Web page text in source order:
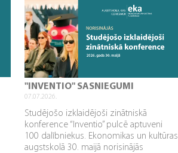
"INVENTIO" SASNIEGUMI
07.07.2026.
Studējošo izklaidējoši zinātniskā
konference “Inventio” pulcē aptuveni
100 dalībniekus. Ekonomikas un kultūras
augstskolā 30. maijā norisinājās